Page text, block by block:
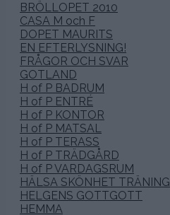
BRÖLLOPET 2010
CASA M och F
DOPET MAURITS
EN EFTERLYSNING!
FRÅGOR OCH SVAR
GOTLAND
H of P BADRUM
H of P ENTRÉ
H of P KONTOR
H of P MATSAL
H of P TERASS
H of P TRÄDGÅRD
H of P VARDAGSRUM
HÄLSA SKÖNHET TRÄNING
HELGENS GOTTGOTT
HEMMA